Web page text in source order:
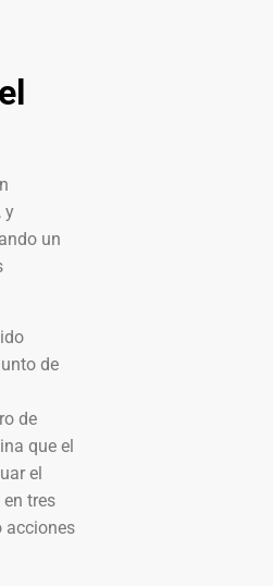
y
un
de
de
que el
el
tres
acciones